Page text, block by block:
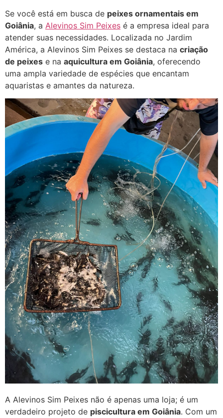
Se você está em busca de peixes ornamentais em
Goiânia, a Alevinos Sim Peixes é a empresa ideal para
atender suas necessidades. Localizada no Jardim
América, a Alevinos Sim Peixes se destaca na criação
de peixes e na aquicultura em Goiânia, oferecendo
uma ampla variedade de espécies que encantam
aquaristas e amantes da natureza.
A Alevinos Sim Peixes não é apenas uma loja; é um
verdadeiro projeto de piscicultura em Goiânia. Com um